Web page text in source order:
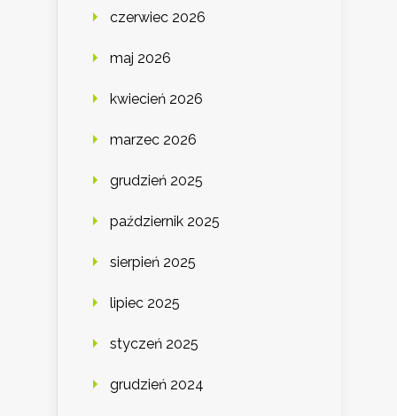
czerwiec 2026
maj 2026
kwiecień 2026
marzec 2026
grudzień 2025
październik 2025
sierpień 2025
lipiec 2025
styczeń 2025
grudzień 2024